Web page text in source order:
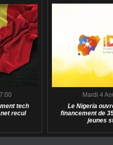
tech
recul
Mardi 4
Le Nigeria
financement de
jeunes